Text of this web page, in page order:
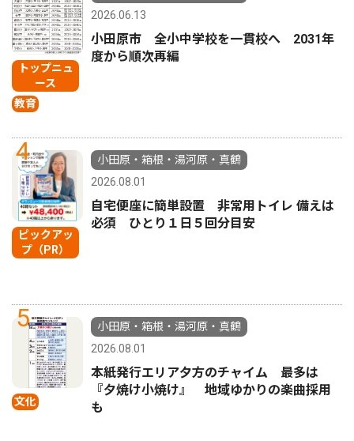
トップニュ
ース
教育
2026.06.13
小田原市 全小中学校を一貫校へ 2031年
度から順次再編
4
ピックアッ
プ（PR）
小田原・箱根・湯河原・真鶴
2026.08.01
自宅便座に簡単設置 非常用トイレ 備えは
必須 ひとり１日５回分目安
5
文化
小田原・箱根・湯河原・真鶴
2026.08.01
本紙発行エリア夕方のチャイム 最多は
『夕焼け小焼け』 地域ゆかりの楽曲採用
も